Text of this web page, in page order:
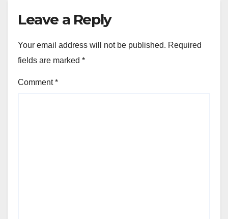
Leave a Reply
Your email address will not be published. Required
fields are marked *
Comment*